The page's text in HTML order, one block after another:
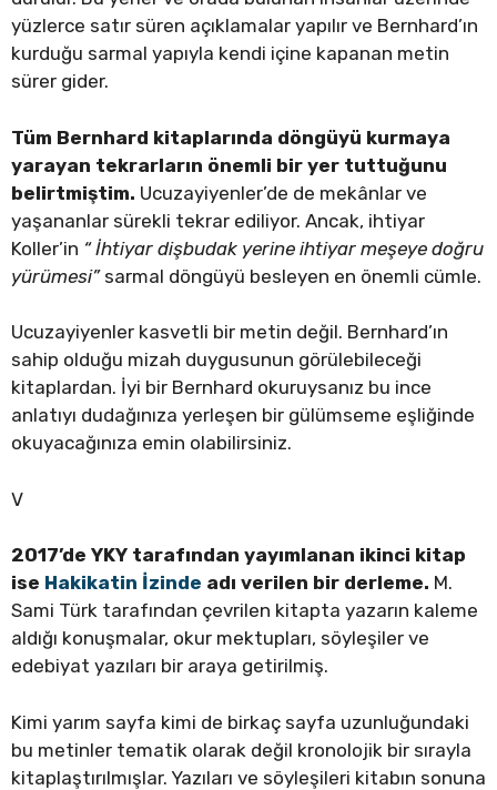
yüzlerce satır süren açıklamalar yapılır ve Bernhard’ın
kurduğu sarmal yapıyla kendi içine kapanan metin
sürer gider.
Tüm Bernhard kitaplarında döngüyü kurmaya
yarayan tekrarların önemli bir yer tuttuğunu
belirtmiştim. Ucuzayiyenler’de de mekânlar ve
yaşananlar sürekli tekrar ediliyor. Ancak, ihtiyar
Koller’in “ İhtiyar dişbudak yerine ihtiyar meşeye doğru
yürümesi”sarmal döngüyü besleyen en önemli cümle.
Ucuzayiyenler kasvetli bir metin değil. Bernhard’ın
sahip olduğu mizah duygusunun görülebileceği
kitaplardan. İyi bir Bernhard okuruysanız bu ince
anlatıyı dudağınıza yerleşen bir gülümseme eşliğinde
okuyacağınıza emin olabilirsiniz.
V
2017’de YKY tarafından yayımlanan ikinci kitap
ise Hakikatin İzinde adı verilen bir derleme. M.
Sami Türk tarafından çevrilen kitapta yazarın kaleme
aldığı konuşmalar, okur mektupları, söyleşiler ve
edebiyat yazıları bir araya getirilmiş.
Kimi yarım sayfa kimi de birkaç sayfa uzunluğundaki
bu metinler tematik olarak değil kronolojik bir sırayla
kitaplaştırılmışlar. Yazıları ve söyleşileri kitabın sonuna